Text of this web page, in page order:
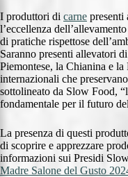
I produttori di carne presenti
l’eccellenza
di pratiche rispettose
Saranno presenti allevatori
Piemontese, la Chianina e
internazionali che
sottolineato da Slow Food,
fondamentale per il futuro
La presenza di questi
di scoprire e apprezzare
informazioni sui Presidi
Madre Salone del Gusto